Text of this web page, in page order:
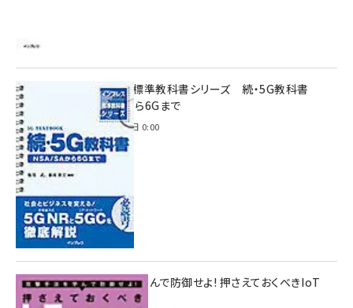
インプレス標準教科書シリーズ 続・5G教科書
NSA/SAから6Gまで
2023年4月3日 0:00
攻撃手法を学んで防御せよ! 押さえておくべきIoT
ハッキング